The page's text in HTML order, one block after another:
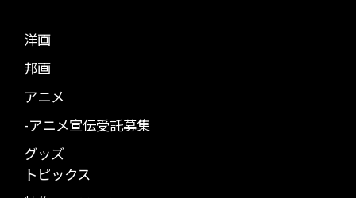
洋画
邦画
アニメ
-アニメ宣伝受託募集
グッズ
トピックス